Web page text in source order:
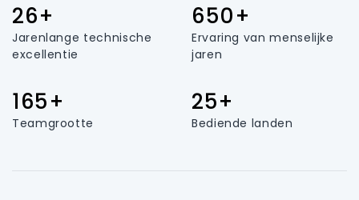
26+
Jarenlange technische
excellentie
650+
Ervaring van menselijke
jaren
165+
Teamgrootte
25+
Bediende landen